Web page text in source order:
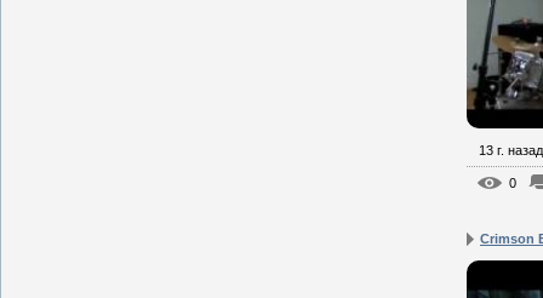
13 г. назад
0
Crimson